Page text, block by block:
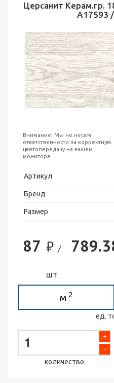
Церсанит Керам.гр.
А17593
Внимание! Мы не несем
ответственности за корректную
цветопередачу на вашем
мониторе.
Артикул
Бренд
Размер
87 ₽ /
шт
м 2
ед.
+
-
количество